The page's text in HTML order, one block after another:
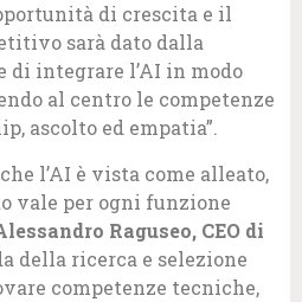
di crescita e il
sarà dato dalla
di integrare l’AI in modo
al centro le competenze
ascolto ed empatia”.
l’AI è vista come alleato,
vale per ogni funzione
Raguseo, CEO di
della ricerca e selezione
competenze tecniche,